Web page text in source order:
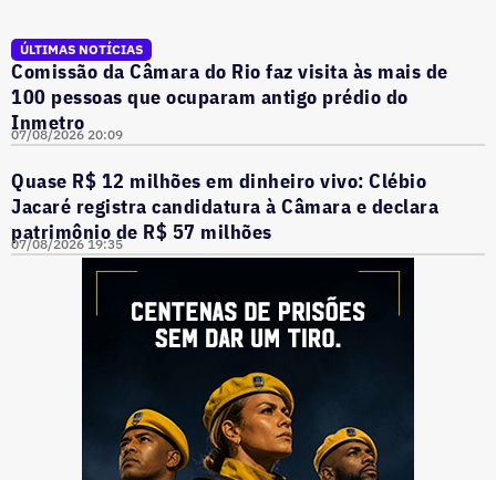
ÚLTIMAS NOTÍCIAS
Comissão da Câmara do Rio faz visita às mais de
100 pessoas que ocuparam antigo prédio do
Inmetro
07/08/2026 20:09
Quase R$ 12 milhões em dinheiro vivo: Clébio
Jacaré registra candidatura à Câmara e declara
patrimônio de R$ 57 milhões
07/08/2026 19:35